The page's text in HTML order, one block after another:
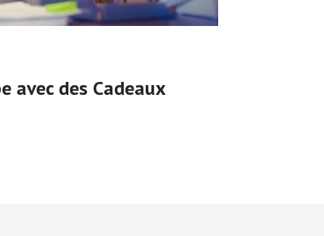
avec des Cadeaux